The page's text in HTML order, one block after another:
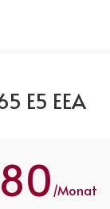
E5 EEA
/Monat